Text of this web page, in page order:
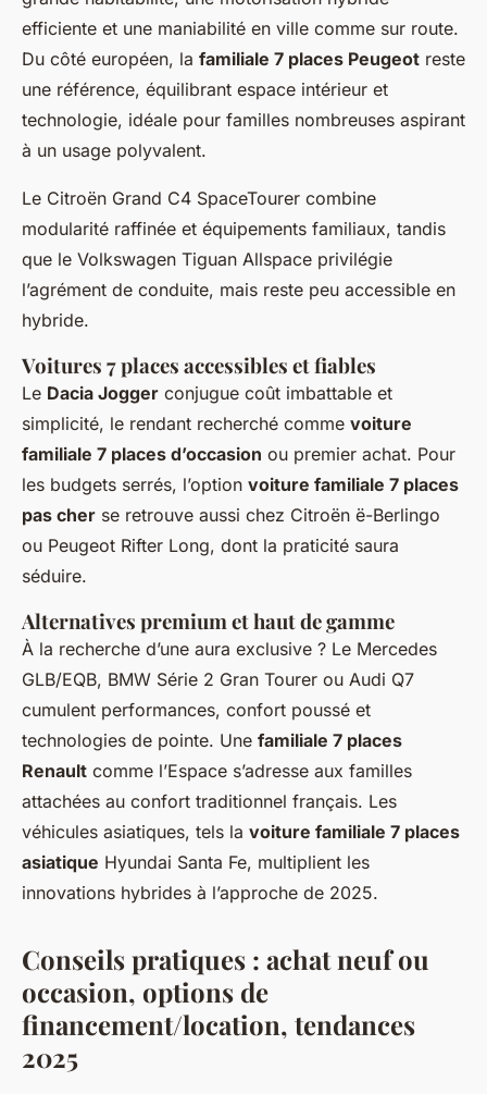
efficiente et une maniabilité en ville comme sur route.
Du côté européen, la familiale 7 places Peugeot reste
une référence, équilibrant espace intérieur et
technologie, idéale pour familles nombreuses aspirant
à un usage polyvalent.
Le Citroën Grand C4 SpaceTourer combine
modularité raffinée et équipements familiaux, tandis
que le Volkswagen Tiguan Allspace privilégie
l’agrément de conduite, mais reste peu accessible en
hybride.
Voitures 7 places accessibles et fiables
Le Dacia Jogger conjugue coût imbattable et
simplicité, le rendant recherché comme voiture
familiale 7 places d’occasion ou premier achat. Pour
les budgets serrés, l’option voiture familiale 7 places
pas cher se retrouve aussi chez Citroën ë-Berlingo
ou Peugeot Rifter Long, dont la praticité saura
séduire.
Alternatives premium et haut de gamme
À la recherche d’une aura exclusive ? Le Mercedes
GLB/EQB, BMW Série 2 Gran Tourer ou Audi Q7
cumulent performances, confort poussé et
technologies de pointe. Une familiale 7 places
Renault comme l’Espace s’adresse aux familles
attachées au confort traditionnel français. Les
véhicules asiatiques, tels la voiture familiale 7 places
asiatique Hyundai Santa Fe, multiplient les
innovations hybrides à l’approche de 2025.
Conseils pratiques : achat neuf ou
occasion, options de
financement/location, tendances
2025